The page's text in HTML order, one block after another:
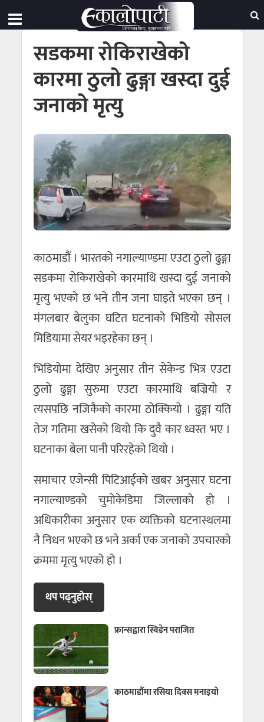
सडकमा रोकिराखेको
कारमा ठुलो ढुङ्गा खस्दा दुई
जनाको मृत्यु
काठमाडौं । भारतको नगाल्याण्डमा एउटा ठुलो ढुङ्गा
सडकमा रोकिराखेको कारमाथि खस्दा दुई जनाको
मृत्यु भएको छ भने तीन जना घाइते भएका छन् ।
मंगलबार बेलुका घटित घटनाको भिडियो सोसल
मिडियामा सेयर भइरहेका छन् ।
भिडियोमा देखिए अनुसार तीन सेकेन्ड भित्र एउटा
ठुलो ढुङ्गा सुरुमा एउटा कारमाथि बज्रियो र
त्यसपछि नजिकैको कारमा ठोक्कियो । ढुङ्गा यति
तेज गतिमा खसेको थियो कि दुवै कार ध्वस्त भए ।
घटनाका बेला पानी परिरहेको थियो ।
समाचार एजेन्सी पिटिआईको खबर अनुसार घटना
नगाल्याण्डको चुमोकेडिमा जिल्लाको हो ।
अधिकारीका अनुसार एक व्यक्तिको घटनास्थलमा
नै निधन भएको छ भने अर्का एक जनाको उपचारको
क्रममा मृत्यु भएको हो ।
थप पढ्नुहाेस्
फ्रान्सद्वारा स्विडेन पराजित
काठमाडौंमा रसिया दिवस मनाइयो